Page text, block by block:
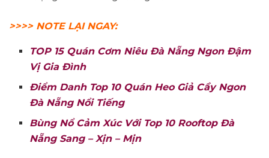
>>>> NOTE LẠI NGAY:
TOP 15 Quán Cơm Niêu Đà Nẵng Ngon Đậm
Vị Gia Đình
Điểm Danh Top 10 Quán Heo Giả Cầy Ngon
Đà Nẵng Nổi Tiếng
Bùng Nổ Cảm Xúc Với Top 10 Rooftop Đà
Nẵng Sang – Xịn – Mịn